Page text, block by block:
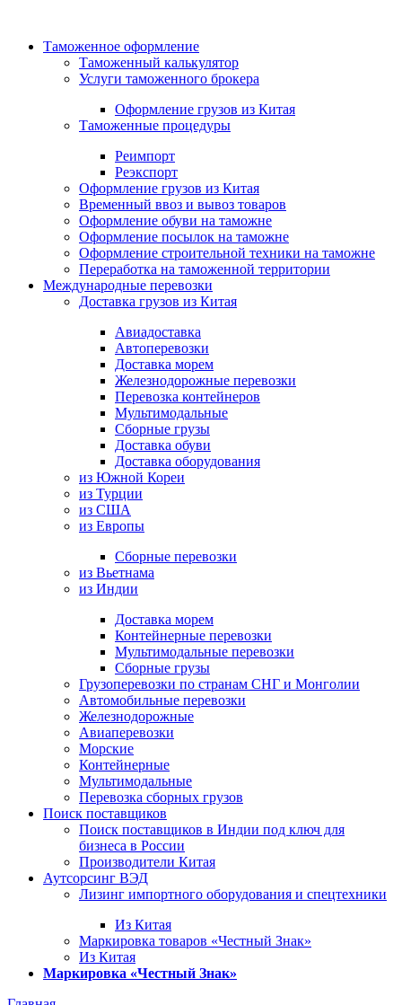
Таможенное оформление
Таможенный калькулятор
Услуги таможенного брокера
Оформление грузов из Китая
Таможенные процедуры
Реимпорт
Реэкспорт
Оформление грузов из Китая
Временный ввоз и вывоз товаров
Оформление обуви на таможне
Оформление посылок на таможне
Оформление строительной техники на таможне
Переработка на таможенной территории
Международные перевозки
Доставка грузов из Китая
Авиадоставка
Автоперевозки
Доставка морем
Железнодорожные перевозки
Перевозка контейнеров
Мультимодальные
Сборные грузы
Доставка обуви
Доставка оборудования
из Южной Кореи
из Турции
из США
из Европы
Сборные перевозки
из Вьетнама
из Индии
Доставка морем
Контейнерные перевозки
Мультимодальные перевозки
Сборные грузы
Грузоперевозки по странам СНГ и Монголии
Автомобильные перевозки
Железнодорожные
Авиаперевозки
Морские
Контейнерные
Мультимодальные
Перевозка сборных грузов
Поиск поставщиков
Поиск поставщиков в Индии под ключ для
бизнеса в России
Производители Китая
Аутсорсинг ВЭД
Лизинг импортного оборудования и спецтехники
Из Китая
Маркировка товаров «Честный Знак»
Из Китая
Маркировка «Честный Знак»